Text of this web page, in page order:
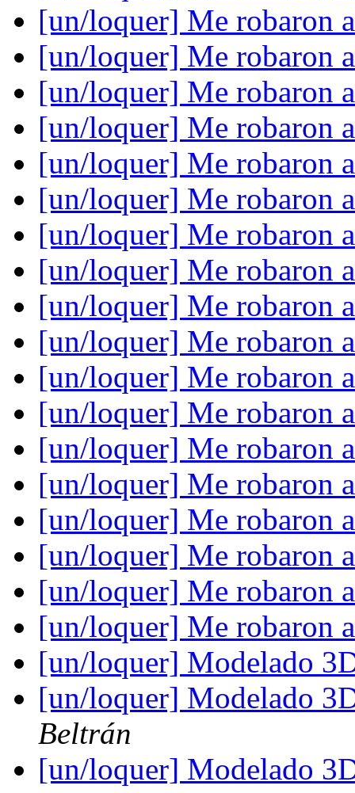
[un/loquer] Me robaron
[un/loquer] Me robaron
[un/loquer] Me robaron
[un/loquer] Me robaron
[un/loquer] Me robaron
[un/loquer] Me robaron
[un/loquer] Me robaron
[un/loquer] Me robaron
[un/loquer] Me robaron
[un/loquer] Me robaron
[un/loquer] Me robaron
[un/loquer] Me robaron
[un/loquer] Me robaron
[un/loquer] Me robaron
[un/loquer] Me robaron
[un/loquer] Me robaron
[un/loquer] Me robaron
[un/loquer] Me robaron
[un/loquer] Modelado
[un/loquer] Modelado
Beltrán
[un/loquer] Modelado